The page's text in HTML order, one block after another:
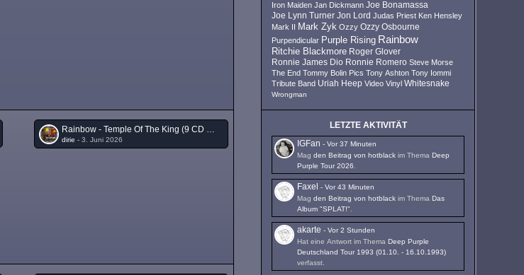
Rainbow - Temple Of The King (9 CD Box-Set 1975 - 1976)
dirie -3. Juni 2026
Iron Maiden Jan Dickmann Joe Bonamassa
Joe Lynn Turner Jon Lord Judas Priest Ken Hensley
Mark II Mark Zyk Ozzy Ozzy Osbourne
Purpendicular Purple Rising Rainbow
Ritchie Blackmore Roger Glover
Ronnie James Dio Ronnie Romero Steve Morse
The End Tommy Bolin Pics Tony Ashton Tony Iommi
Tribute Band Uriah Heep Video Vinyl Whitesnake
Wrongman
LETZTE AKTIVITÄT
IGFan -Vor 37 Minuten
Magden Beitrag vonhotblack im ThemaDeep
Purple Tour 2026
Faxel -Vor 43 Minuten
Magden Beitrag vonhotblack im ThemaDas
Album "SPLAT!"
akarte -Vor 2 Stunden
Hat eine Antwort im ThemaDeep Purple
Deutschland Tour 1993 (01.10. - 16.10.1993)
verfasst.